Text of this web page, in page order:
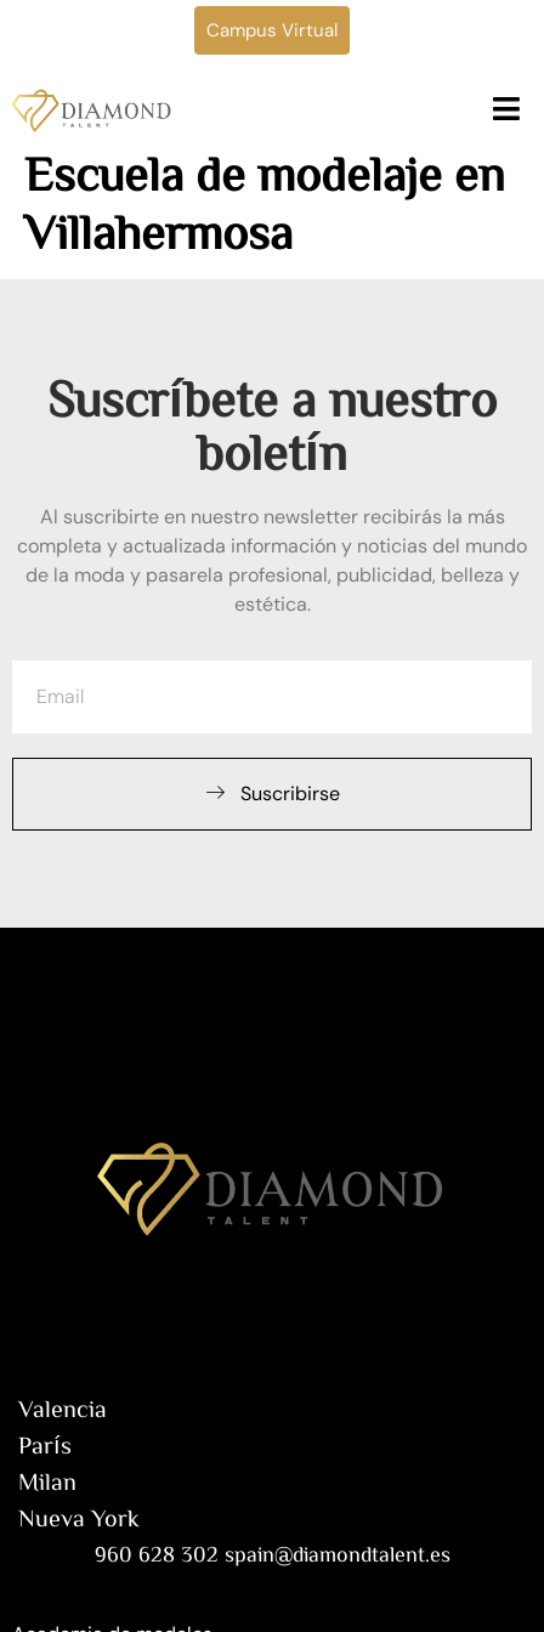
Campus Virtual
Escuela de modelaje en
Villahermosa
Suscríbete a nuestro
boletín
Al suscribirte en nuestro newsletter recibirás la más
completa y actualizada información y noticias del mundo
de la moda y pasarela profesional, publicidad, belleza y
estética.
Suscribirse
Valencia
París
Milan
Nueva York
960 628 302 spain@diamondtalent.es